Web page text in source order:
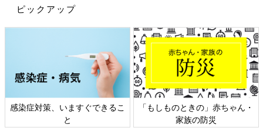
愛波文さん（以下敬称略） 抱っこでは寝るのに、布団（ベッ
ド）に下ろすと泣いてしまうのはあるあるの悩みです。
「背中スイッチ」や「おなかスイッチ」とも呼ばれていますが、
下ろすと泣いてしまう理由は２つあります。
1つの目の理由は、「ママ・パパの腕の中でスヤスヤ眠っていた
のに、かたいひんやりとした布団やベッドに置かれると状態が変
わるためその刺激でびっくりして目覚めやすくなってしまう」と
いうこと。
ピックアップ
感染症対策、いますぐできるこ
と
「もしものときの」赤ちゃん・
家族の防災